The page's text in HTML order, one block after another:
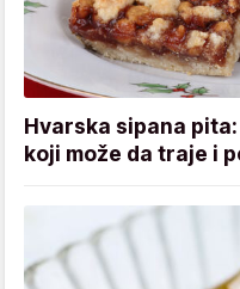
Hvarska sipana
koji može da traje i